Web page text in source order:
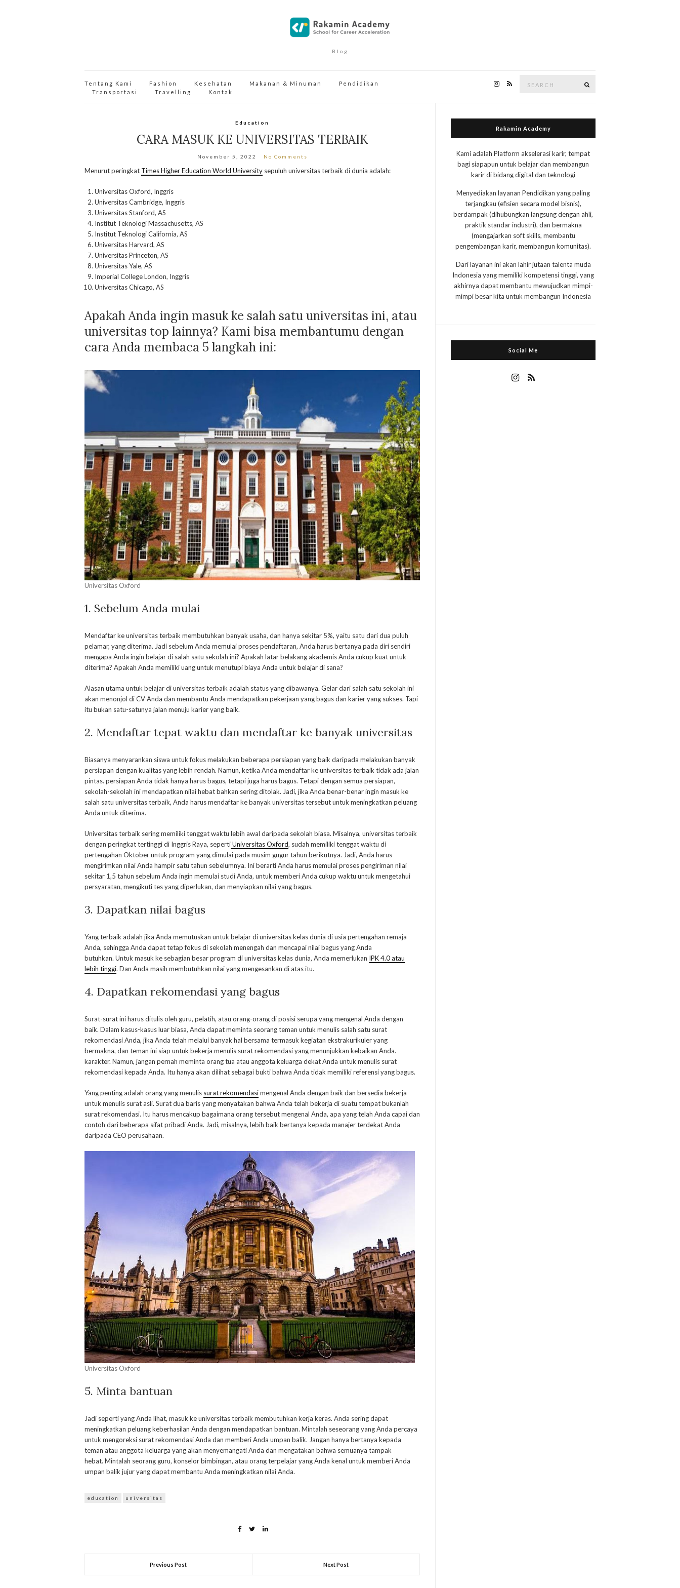
Blog
Tentang Kami Fashion Kesehatan Makanan & Minuman
Pendidikan
Transportasi
Travelling Kontak
Education
CARA MASUK KE UNIVERSITAS TERBAIK
November 5, 2022 No Comments
Menurut peringkat Times Higher Education World University sepuluh universitas terbaik di dunia adalah:
Universitas Oxford, Inggris
Universitas Cambridge, Inggris
Universitas Stanford, AS
Institut Teknologi Massachusetts, AS
Institut Teknologi California, AS
Universitas Harvard, AS
Universitas Princeton, AS
Universitas Yale, AS
Imperial College London, Inggris
Universitas Chicago, AS
Apakah Anda ingin masuk ke salah satu universitas ini, atau
universitas top lainnya? Kami bisa membantumu dengan
cara Anda membaca 5 langkah ini:
Universitas Oxford
1. Sebelum Anda mulai
Mendaftar ke universitas terbaik membutuhkan banyak usaha, dan hanya sekitar 5%, yaitu satu dari dua puluh
pelamar, yang diterima. Jadi sebelum Anda memulai proses pendaftaran, Anda harus bertanya pada diri sendiri
mengapa Anda ingin belajar di salah satu sekolah ini? Apakah latar belakang akademis Anda cukup kuat untuk
diterima? Apakah Anda memiliki uang untuk menutupi biaya Anda untuk belajar di sana?
Alasan utama untuk belajar di universitas terbaik adalah status yang dibawanya. Gelar dari salah satu sekolah ini
akan menonjol di CV Anda dan membantu Anda mendapatkan pekerjaan yang bagus dan karier yang sukses. Tapi
itu bukan satu-satunya jalan menuju karier yang baik.
2. Mendaftar tepat waktu dan mendaftar ke banyak universitas
Biasanya menyarankan siswa untuk fokus melakukan beberapa persiapan yang baik daripada melakukan banyak
persiapan dengan kualitas yang lebih rendah. Namun, ketika Anda mendaftar ke universitas terbaik tidak ada jalan
pintas. persiapan Anda tidak hanya harus bagus, tetapi juga harus bagus. Tetapi dengan semua persiapan,
sekolah-sekolah ini mendapatkan nilai hebat bahkan sering ditolak. Jadi, jika Anda benar-benar ingin masuk ke
salah satu universitas terbaik, Anda harus mendaftar ke banyak universitas tersebut untuk meningkatkan peluang
Anda untuk diterima.
Universitas terbaik sering memiliki tenggat waktu lebih awal daripada sekolah biasa. Misalnya, universitas terbaik
dengan peringkat tertinggi di Inggris Raya, sepertiUniversitas Oxford, sudah memiliki tenggat waktu di
pertengahan Oktober untuk program yang dimulai pada musim gugur tahun berikutnya. Jadi, Anda harus
mengirimkan nilai Anda hampir satu tahun sebelumnya. Ini berarti Anda harus memulai proses pengiriman nilai
sekitar 1,5 tahun sebelum Anda ingin memulai studi Anda, untuk memberi Anda cukup waktu untuk mengetahui
persyaratan, mengikuti tes yang diperlukan, dan menyiapkan nilai yang bagus.
3. Dapatkan nilai bagus
Yang terbaik adalah jika Anda memutuskan untuk belajar di universitas kelas dunia di usia pertengahan remaja
Anda, sehingga Anda dapat tetap fokus di sekolah menengah dan mencapai nilai bagus yang Anda
butuhkan. Untuk masuk ke sebagian besar program di universitas kelas dunia, Anda memerlukan IPK 4.0 atau
lebih tinggi. Dan Anda masih membutuhkan nilai yang mengesankan di atas itu.
4. Dapatkan rekomendasi yang bagus
Surat-surat ini harus ditulis oleh guru, pelatih, atau orang-orang di posisi serupa yang mengenal Anda dengan
baik. Dalam kasus-kasus luar biasa, Anda dapat meminta seorang teman untuk menulis salah satu surat
rekomendasi Anda, jika Anda telah melalui banyak hal bersama termasuk kegiatan ekstrakurikuler yang
bermakna, dan teman ini siap untuk bekerja menulis surat rekomendasi yang menunjukkan kebaikan Anda.
karakter. Namun, jangan pernah meminta orang tua atau anggota keluarga dekat Anda untuk menulis surat
rekomendasi kepada Anda. Itu hanya akan dilihat sebagai bukti bahwa Anda tidak memiliki referensi yang bagus.
Yang penting adalah orang yang menulis surat rekomendasimengenal Anda dengan baik dan bersedia bekerja
untuk menulis surat asli. Surat dua baris yang menyatakan bahwa Anda telah bekerja di suatu tempat bukanlah
surat rekomendasi. Itu harus mencakup bagaimana orang tersebut mengenal Anda, apa yang telah Anda capai dan
contoh dari beberapa sifat pribadi Anda. Jadi, misalnya, lebih baik bertanya kepada manajer terdekat Anda
daripada CEO perusahaan.
Universitas Oxford
5. Minta bantuan
Jadi seperti yang Anda lihat, masuk ke universitas terbaik membutuhkan kerja keras. Anda sering dapat
meningkatkan peluang keberhasilan Anda dengan mendapatkan bantuan. Mintalah seseorang yang Anda percaya
untuk mengoreksi surat rekomendasi Anda dan memberi Anda umpan balik. Jangan hanya bertanya kepada
teman atau anggota keluarga yang akan menyemangati Anda dan mengatakan bahwa semuanya tampak
hebat. Mintalah seorang guru, konselor bimbingan, atau orang terpelajar yang Anda kenal untuk memberi Anda
umpan balik jujur ​​yang dapat membantu Anda meningkatkan nilai Anda.
education universitas
Previous Post Next Post
Rakamin Academy
Kami adalah Platform akselerasi karir, tempat
bagi siapapun untuk belajar dan membangun
karir di bidang digital dan teknologi
Menyediakan layanan Pendidikan yang paling
terjangkau (efisien secara model bisnis),
berdampak (dihubungkan langsung dengan ahli,
praktik standar industri), dan bermakna
(mengajarkan soft skills, membantu
pengembangan karir, membangun komunitas).
Dari layanan ini akan lahir jutaan talenta muda
Indonesia yang memiliki kompetensi tinggi, yang
akhirnya dapat membantu mewujudkan mimpi-
mimpi besar kita untuk membangun Indonesia
Social Me